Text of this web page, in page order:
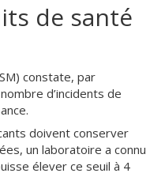
de santé
constate, par
d’incidents de
doivent conserver
un laboratoire a connu
élever ce seuil à 4